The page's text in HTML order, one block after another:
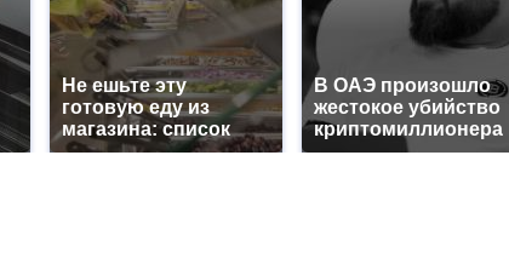
Не ешьте эту
готовую еду из
магазина: список
В ОАЭ произошло
жестокое убийство
криптомиллионера